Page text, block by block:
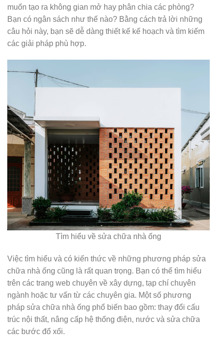
muốn tạo ra không gian mở hay phân chia các phòng?
Bạn có ngân sách như thế nào? Bằng cách trả lời những
câu hỏi này, bạn sẽ dễ dàng thiết kế kế hoạch và tìm kiếm
các giải pháp phù hợp.
Tìm hiểu về sửa chữa nhà ống
Việc tìm hiểu và có kiến thức về những phương pháp sửa
chữa nhà ống cũng là rất quan trọng. Bạn có thể tìm hiểu
trên các trang web chuyên về xây dựng, tạp chí chuyên
ngành hoặc tư vấn từ các chuyên gia. Một số phương
pháp sửa chữa nhà ống phổ biến bao gồm: thay đổi cấu
trúc nội thất, nâng cấp hệ thống điện, nước và sửa chữa
các bước đổ xối.